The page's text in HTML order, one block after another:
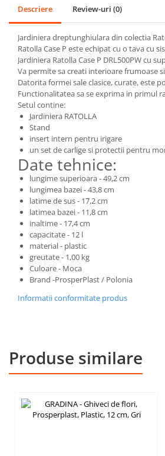
Descriere Review-uri (0)
Jardiniera dreptunghiulara din colectia
Ratolla Case P este echipat cu o tava cu
Jardiniera Ratolla Case P DRL500PW
Va permite sa creati interioare frumoase
Datorita formei sale clasice, curate, este
Functionalitatea sa se exprima in primul
Setul contine:
Jardiniera RATOLLA
Stand
insert intern pentru irigare
un set de carlige si protectii pentru
Date tehnice:
lungime superioara - 49,2 cm
lungimea bazei - 43,8 cm
latime de sus - 17,2 cm
latimea bazei - 11,8 cm
inaltime - 17,4 cm
capacitate - 12 l
material - plastic
greutate - 1,00 kg
Culoare - Moca
Brand -ProsperPlast / Polonia
Informatii conformitate produs
Produse similare